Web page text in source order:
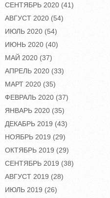
СЕНТЯБРЬ 2020 (41)
АВГУСТ 2020 (54)
ИЮЛЬ 2020 (54)
ИЮНЬ 2020 (40)
МАЙ 2020 (37)
АПРЕЛЬ 2020 (33)
МАРТ 2020 (35)
ФЕВРАЛЬ 2020 (37)
ЯНВАРЬ 2020 (35)
ДЕКАБРЬ 2019 (43)
НОЯБРЬ 2019 (29)
ОКТЯБРЬ 2019 (29)
СЕНТЯБРЬ 2019 (38)
АВГУСТ 2019 (28)
ИЮЛЬ 2019 (26)